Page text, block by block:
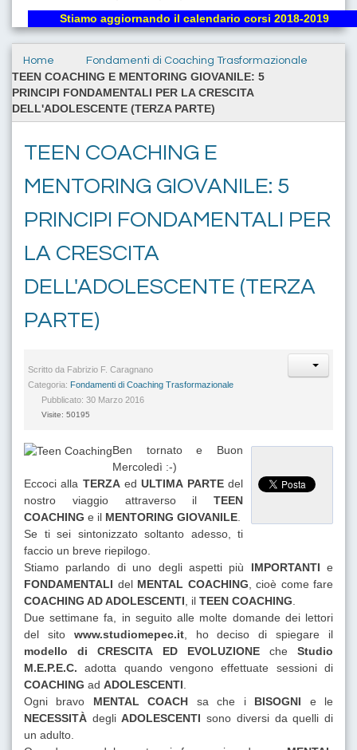
Stiamo aggiornando il calendario corsi 2018-2019
Home Fondamenti di Coaching Trasformazionale
TEEN COACHING E MENTORING GIOVANILE: 5
PRINCIPI FONDAMENTALI PER LA CRESCITA
DELL'ADOLESCENTE (TERZA PARTE)
TEEN COACHING E
MENTORING GIOVANILE: 5
PRINCIPI FONDAMENTALI PER
LA CRESCITA
DELL'ADOLESCENTE (TERZA
PARTE)
Scritto da Fabrizio F. Caragnano
Categoria: Fondamenti di Coaching Trasformazionale
Pubblicato: 30 Marzo 2016
Visite: 50195
Ben tornato e Buon
Mercoledì :-)
Eccoci alla TERZAedULTIMA PARTEdel
nostro viaggio attraverso il TEEN
COACHING e il MENTORING GIOVANILE
Se ti sei sintonizzato soltanto adesso, ti
faccio un breve riepilogo.
Stiamo parlando di uno degli aspetti più IMPORTANTI e
FONDAMENTALI del MENTAL COACHING , cioè come fare
COACHING AD ADOLESCENTI , il TEEN COACHING
Due settimane fa, in seguito alle molte domande dei lettori
del sito www.studiomepec.it, ho deciso di spiegare il
modello di CRESCITA ED EVOLUZIONEcheStudio
M.E.P.E.C. adotta quando vengono effettuate sessioni di
COACHING ad ADOLESCENTI
Ogni bravo MENTAL COACH sa che i BISOGNI e le
NECESSITÀ degliADOLESCENTI sono diversi da quelli di
un adulto.